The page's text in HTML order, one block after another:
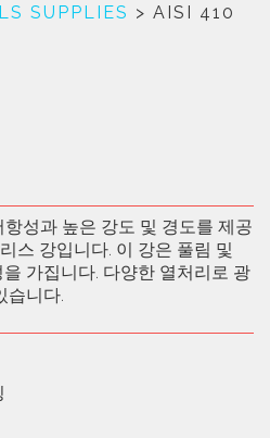
SUPPLIES > AISI 410
성과 높은 강도 및 경도를 제공
스 강입니다. 이 강은 풀림 및
가집니다. 다양한 열처리로 광
습니다.